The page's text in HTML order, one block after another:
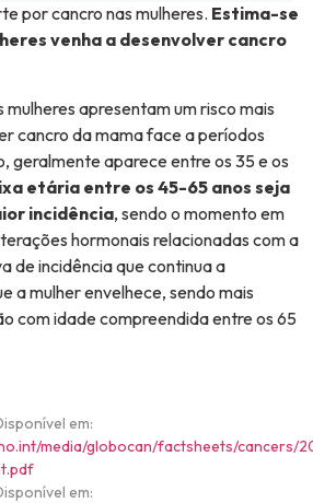
por cancro nas mulheres. Estima-se
venha a desenvolver cancro
mulheres apresentam um risco mais
cancro da mama face a períodos
geralmente aparece entre os 35 e os
etária entre os 45-65 anos seja
incidência, sendo o momento em
hormonais relacionadas com a
de incidência que continua a
a mulher envelhece, sendo mais
com idade compreendida entre os 65
em:
media/globocan/factsheets/cancers/
em: